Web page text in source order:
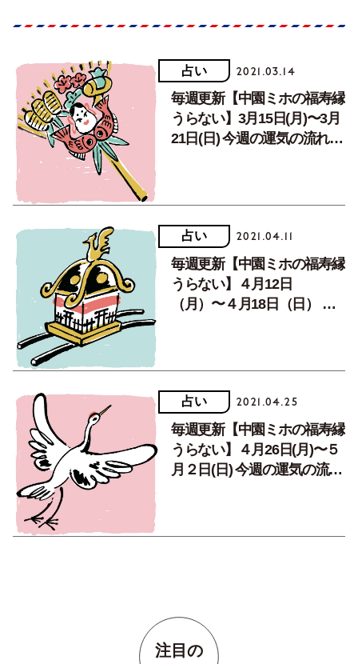
占い 2021.03.14
毎週更新【中園ミホの福寿縁
うらない】3月15日(月)〜3月
21日(日) 今週の運気の流れ
占い 2021.04.11
毎週更新【中園ミホの福寿縁
うらない】４月12日
（月）〜４月18日（日） 今
占い 2021.04.25
毎週更新【中園ミホの福寿縁
うらない】４月26日(月)〜５
月２日(日) 今週の運気の流れ
注目の